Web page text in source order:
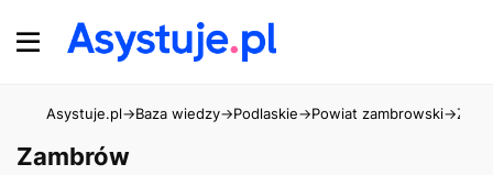
Asystuje.pl→Baza wiedzy→Podlaskie→Powiat zambrowski→
Zambrów